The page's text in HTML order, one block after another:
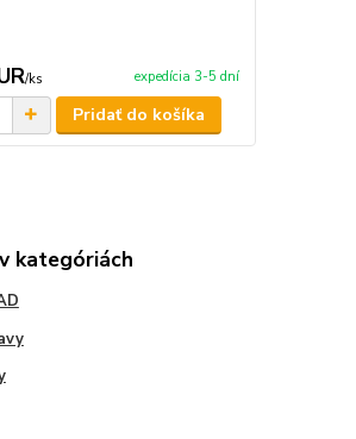
/ks expedícia 3-5 dní
Pridať do košíka
kategóriách